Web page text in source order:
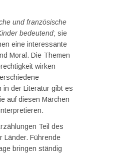
und französische
bedeutend; sie
eine interessante
Moral. Die Themen
wirken
in der Literatur gibt es
auf diesen Märchen
Teil des
Länder. Führende
bringen ständig